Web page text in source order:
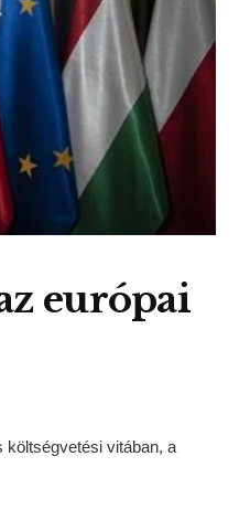
európai
költségvetési vitában, a